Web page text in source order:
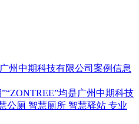
州中期科技有限公司案例信息
均是广州中期科技
公厕 智慧厕所 智慧驿站 专业